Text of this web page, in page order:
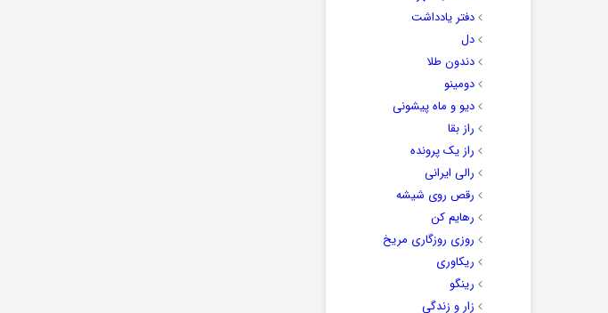
دفتر یادداشت
دل
دندون طلا
دومینو
دیو و ماه پیشونی
راز بقا
راز یک پرونده
رالی ایرانی
رقص روی شیشه
رهایم کن
روزی روزگاری مریخ
ریکاوری
رینگو
زار و زندگی